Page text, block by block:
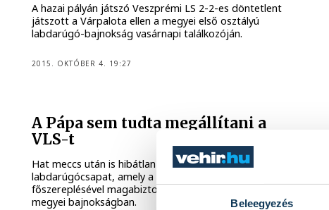
Beleegyezés
A hazai pályán játszó Veszprémi LS 2-2-es döntetlent
játszott a Várpalota ellen a megyei első osztályú
labdarúgó-bajnokság vasárnapi találkozóján.
2015. OKTÓBER 4. 19:27
A Pápa sem tudta megállítani a
VLS-t
Hat meccs után is hibátlan maradt a veszprémi férfi
labdarúgócsapat, amely a duplázó Burcsik
főszereplésével magabiztosan verte a vendég Pápát a
megyei bajnokságban.